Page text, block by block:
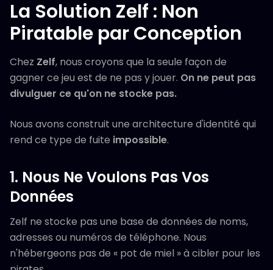
La Solution Zelf : Non
Piratable par Conception
Chez Zelf, nous croyons que la seule façon de
gagner ce jeu est de ne pas y jouer. On ne peut pas
divulguer ce qu'on ne stocke pas.
Nous avons construit une architecture d'identité qui
rend ce type de fuite impossible.
1. Nous Ne Voulons Pas Vos
Données
Zelf ne stocke pas une base de données de noms,
adresses ou numéros de téléphone. Nous
n'hébergeons pas de « pot de miel » à cibler pour les